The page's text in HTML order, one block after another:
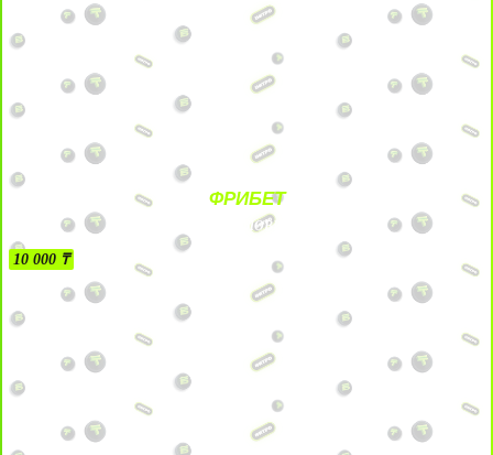
ФРИБЕТ
БЕЗ УСЛОВИЙ
10 000 ₸